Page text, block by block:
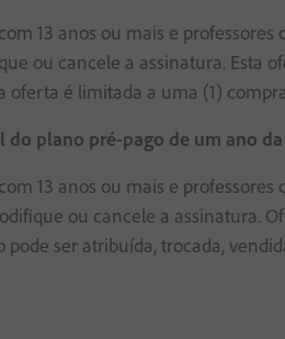
13 anos ou mais e
ou cancele a assinatura. Esta
oferta é limitada a uma (1)
do plano pré-pago de um ano
13 anos ou mais e
ou cancele a assinatura.
pode ser atribuída, trocada,